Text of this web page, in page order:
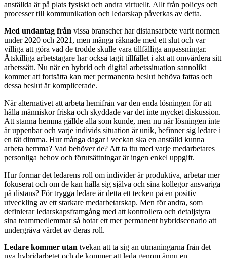
anställda är på plats fysiskt och andra virtuellt. Allt från policys och
processer till kommunikation och ledarskap påverkas av detta.
Med undantag från vissa branscher har distansarbete varit normen
under 2020 och 2021, men många räknade med ett slut och var
villiga att göra vad de trodde skulle vara tillfälliga anpassningar.
Åtskilliga arbetstagare har också tagit tillfället i akt att omvärdera sitt
arbetssätt. Nu när en hybrid och digital arbetssituation sannolikt
kommer att fortsätta kan mer permanenta beslut behöva fattas och
dessa beslut är komplicerade.
När alternativet att arbeta hemifrån var den enda lösningen för att
hålla människor friska och skyddade var det inte mycket diskussion.
Att stanna hemma gällde alla som kunde, men nu när lösningen inte
är uppenbar och varje individs situation är unik, befinner sig ledare i
en tät dimma. Hur många dagar i veckan ska en anställd kunna
arbeta hemma? Vad behöver de? Att ta itu med varje medarbetares
personliga behov och förutsättningar är ingen enkel uppgift.
Hur formar det ledarens roll om individer är produktiva, arbetar mer
fokuserat och om de kan hålla sig själva och sina kollegor ansvariga
på distans? För trygga ledare är detta ett tecken på en positiv
utveckling av ett starkare medarbetarskap. Men för andra, som
definierar ledarskapsframgång med att kontrollera och detaljstyra
sina teammedlemmar så hotar ett mer permanent hybridscenario att
undergräva värdet av deras roll.
Ledare kommer utan tvekan att ta sig an utmaningarna från det